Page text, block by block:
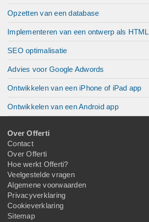
Opzetten van een database
Implementeren van een ontwerp als
SEO optimalisatie
Advies voor Google Adwords
Ontwikkelen van een iPhone of iPad app
Ontwikkelen van een Android app
Over Offerti
Contact
Over Offerti
Hoe werkt Offerti?
Veelgestelde vragen
Algemene voorwaarden
Privacyverklaring
Cookieverklaring
Sitemap